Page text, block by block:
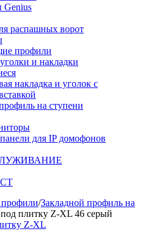
распашных ворот
профили
и накладки
накладка и уголок с
на ступени
для IP домофонов
профили/Закладной профиль на
плитку Z-XL 46 серый